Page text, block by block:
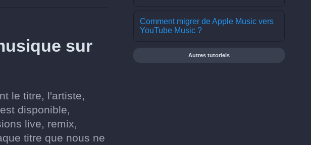
sur
le titre, l'artiste,
disponible,
live, remix,
titre que nous ne
Comment migrer de Apple Music vers
YouTube Music ?
Autres tutoriels